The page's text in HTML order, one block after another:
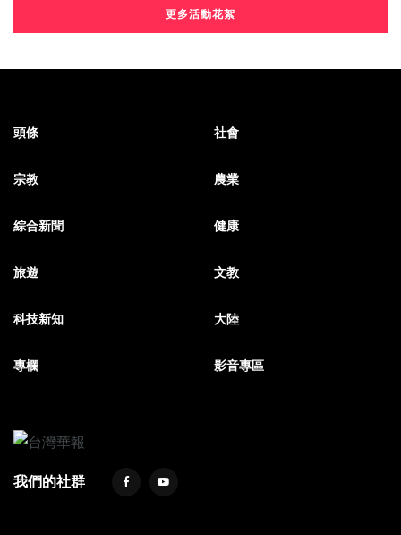
更多活動花絮
頭條 社會
宗教 農業
綜合新聞 健康
旅遊 文教
科技新知 大陸
專欄 影音專區
我們的社群